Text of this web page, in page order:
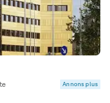
Annons plus